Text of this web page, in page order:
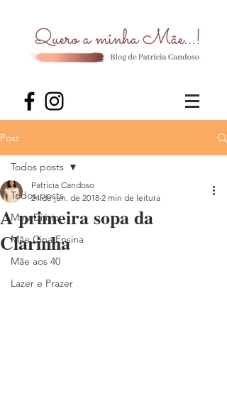
Post
Todos posts
Meu Diário
Mãe Cina Ensina
Mãe aos 40
Lazer e Prazer
Todos posts
A primeira sopa da
Clarinha
Patrícia Candoso
24 de jun. de 2018 2 min de leitura